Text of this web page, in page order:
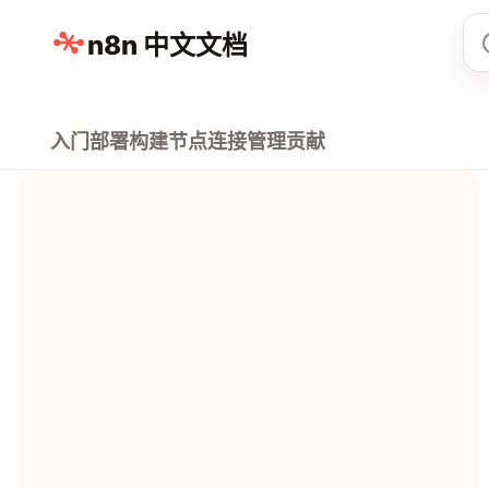
n8n 中文文档
入门部署构建节点连接管理贡献